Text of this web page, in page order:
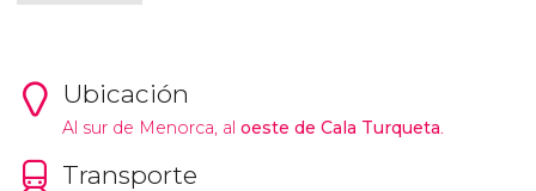
Ubicación
Al sur de Menorca, al oeste de Cala Turqueta
Transporte